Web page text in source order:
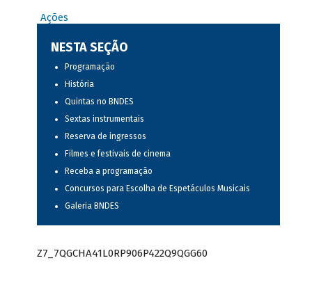
Ações
NESTA SEÇÃO
Programação
História
Quintas no BNDES
Sextas instrumentais
Reserva de ingressos
Filmes e festivais de cinema
Receba a programação
Concursos para Escolha de Espetáculos Musicais
Galeria BNDES
Z7_7QGCHA41L0RP906P422Q9QGG60